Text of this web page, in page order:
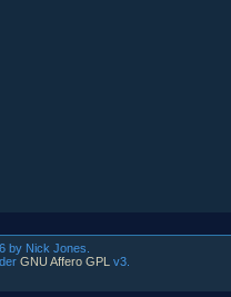
by Nick Jones.
GNU Affero GPL v3.